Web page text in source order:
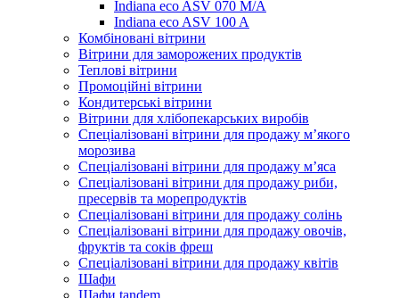
Indiana eco ASV 070 M/A
Indiana eco ASV 100 A
Комбіновані вітрини
Вітрини для заморожених продуктів
Теплові вітрини
Промоційні вітрини
Кондитерські вітрини
Вітрини для хлібопекарських виробів
Спеціалізовані вітрини для продажу м’якого
морозива
Спеціалізовані вітрини для продажу м’яса
Спеціалізовані вітрини для продажу риби,
пресервів та морепродуктів
Спеціалізовані вітрини для продажу солінь
Спеціалізовані вітрини для продажу овочів,
фруктів та соків фреш
Спеціалізовані вітрини для продажу квітів
Шафи
Шафи tandem